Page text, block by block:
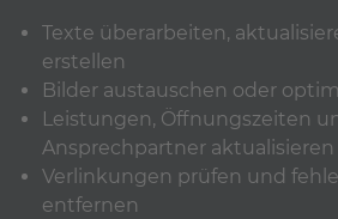
Texte überarbeiten,
erstellen
Bilder austauschen oder
Leistungen, Öffnungszeiten
Ansprechpartner aktualisieren
Verlinkungen prüfen und
entfernen